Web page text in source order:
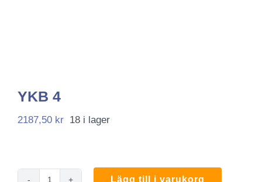
YKB 4
2187,50 kr 18 i lager
Lägg till i varukorg